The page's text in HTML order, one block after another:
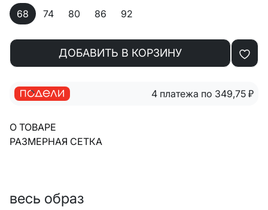
68 74 80 86 92
ДОБАВИТЬ В КОРЗИНУ
4 платежа по 349,75 ₽
О ТОВАРЕ
РАЗМЕРНАЯ СЕТКА
весь образ